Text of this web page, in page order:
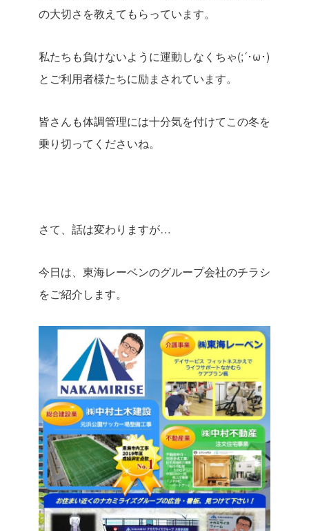
の大切さを教えてもらっています。
私たちも負けないように運動しなくちゃ(;´･ω･)
とご利用者様たちに励まされています。
皆さんも体調管理には十分気を付けてこの冬を
乗り切ってくださいね。
さて、話は変わりますが…
今日は、東海レーベンのグループ会社のチラシ
をご紹介します。